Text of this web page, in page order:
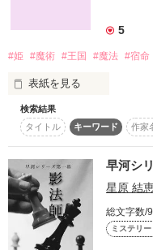
†††††††††††
千悠(ちゆ)と紘希(こうき)
磁石のように
くっつきたいのに
くっつけないふたり
5
#姫 #魔術 #王国 #魔法 #宿命
表紙を見る
それは私にとって、終わ
もう一度帰る事が出来た
そう思っていたのも確かだ
あそこが始まりの場所。
愛も。
恋も。
検索結果
タイトル
キーワード 作家
早河シ
星原 結
総文字数/
ミステリ